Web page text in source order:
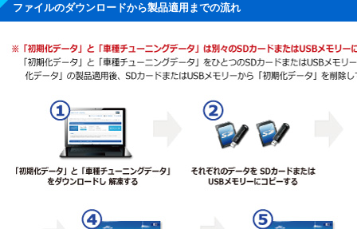
ファイルのダウンロードから製品適用までの流れ